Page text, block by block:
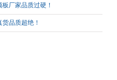
厂家品质过硬！
品质超绝！